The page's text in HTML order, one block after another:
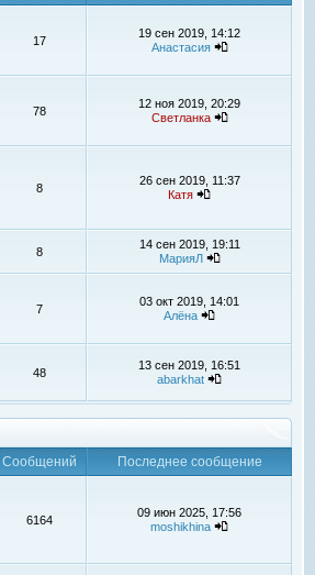
17
19 сен 2019, 14:12
Анастасия
78
12 ноя 2019, 20:29
Светланка
8
26 сен 2019, 11:37
Катя
8
14 сен 2019, 19:11
МарияЛ
7
03 окт 2019, 14:01
Алёна
48
13 сен 2019, 16:51
abarkhat
Сообщений
Последнее сообщение
6164
09 июн 2025, 17:56
moshikhina